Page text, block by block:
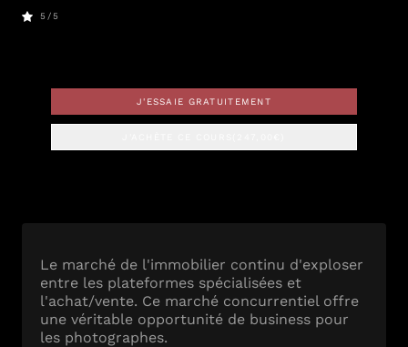
Le marché de l'immobilier continu d'exploser
entre les plateformes spécialisées et
l'achat/vente. Ce marché concurrentiel offre
une véritable opportunité de business pour
les photographes.
5 /5
J'ESSAIE GRATUITEMENT